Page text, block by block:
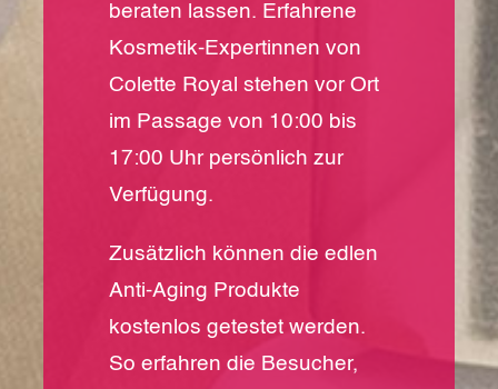
beraten lassen. Erfahrene
Kosmetik-Expertinnen von
Colette Royal stehen vor Ort
im Passage von 10:00 bis
17:00 Uhr persönlich zur
Verfügung.
Zusätzlich können die edlen
Anti-Aging Produkte
kostenlos getestet werden.
So erfahren die Besucher,